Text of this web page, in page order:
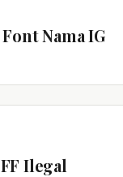
Nama IG
Ilegal